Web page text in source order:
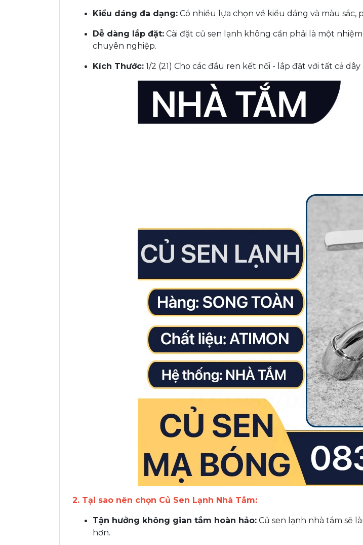
Kiểu dáng đa dạng: Có nhiều lựa chọn về kiểu dáng và màu
Dễ dàng lắp đặt: Cài đặt củ sen lạnh không cần phải là một
chuyên nghiệp.
Kích Thước: 1/2 (21) Cho các đầu ren kết nối - lắp đặt với tất cả
2. Tại sao nên chọn Củ Sen Lạnh Nhà Tắm:
Tận hưởng không gian tắm hoàn hảo: Củ sen lạnh nhà tắm sẽ
hơn.